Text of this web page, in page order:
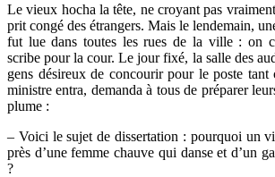
Le vieux hocha la tête, ne croyant pas
prit congé des étrangers. Mais le lendemain,
fut lue dans toutes les rues de la ville : on
scribe pour la cour. Le jour fixé, la salle des
gens désireux de concourir pour le poste
ministre entra, demanda à tous de préparer
plume :
– Voici le sujet de dissertation : pourquoi un
près d’une femme chauve qui danse et d’un
?